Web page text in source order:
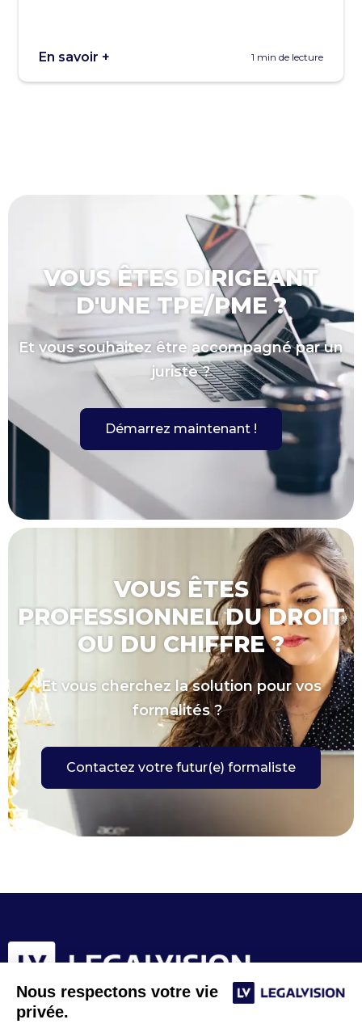
Nous respectons votre vie
privée.
En savoir + 1 min de lecture
VOUS ÊTES DIRIGEANT
D'UNE TPE/PME ?
Et vous souhaitez être accompagné par un
juriste ?
Démarrez maintenant !
VOUS ÊTES
PROFESSIONNEL DU DROIT
OU DU CHIFFRE ?
Et vous cherchez la solution pour vos
formalités ?
Contactez votre futur(e) formaliste